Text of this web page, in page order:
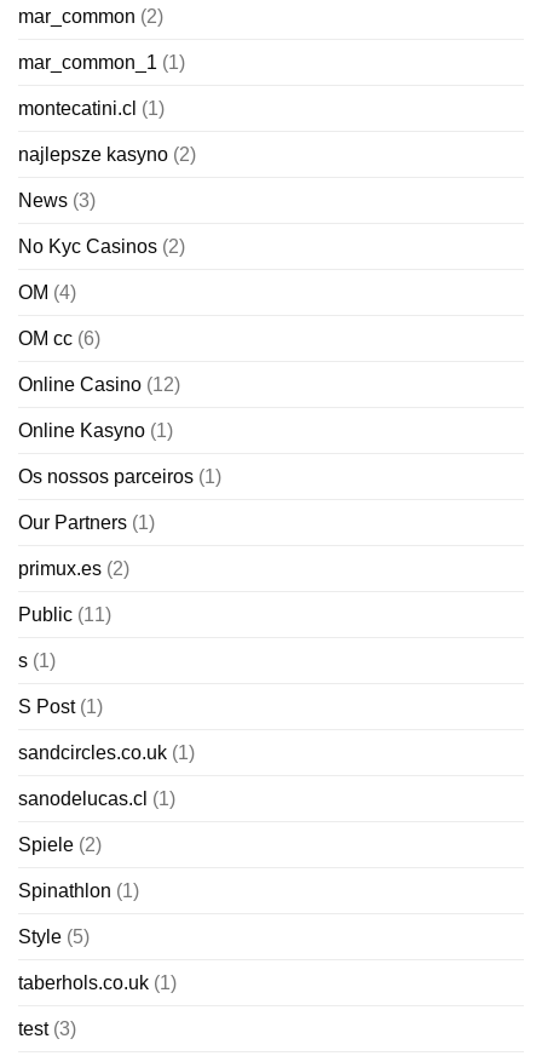
mar_common (2)
mar_common_1 (1)
montecatini.cl (1)
najlepsze kasyno (2)
News (3)
No Kyc Casinos (2)
OM (4)
OM cc (6)
Online Casino (12)
Online Kasyno (1)
Os nossos parceiros (1)
Our Partners (1)
primux.es (2)
Public (11)
s (1)
S Post(1)
sandcircles.co.uk (1)
sanodelucas.cl (1)
Spiele (2)
Spinathlon (1)
Style (5)
taberhols.co.uk (1)
test(3)